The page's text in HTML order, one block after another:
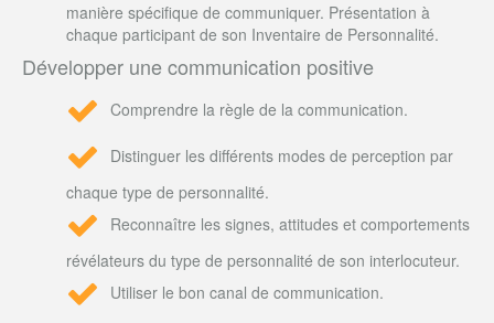
manière spécifique de communiquer. Présentation à
chaque participant de son Inventaire de Personnalité.
Développer une communication positive
Comprendre la règle de la communication.
Distinguer les différents modes de perception par
chaque type de personnalité.
Reconnaître les signes, attitudes et comportements
révélateurs du type de personnalité de son interlocuteur.
Utiliser le bon canal de communication.